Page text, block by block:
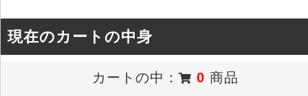
現在のカートの中身
カートの中： 0 商品